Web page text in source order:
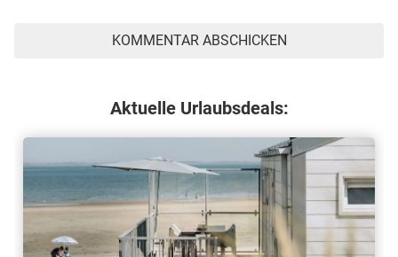
Aktuelle Urlaubsdeals: